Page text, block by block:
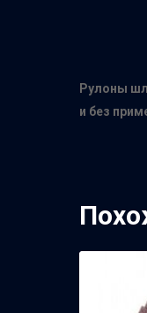
Рулоны
и без